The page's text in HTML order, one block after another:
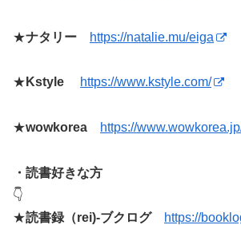
★ナタリー https://natalie.mu/eiga
★ Kstyle https://www.kstyle.com/
★wowkorea https://
・読書好きな方
👇
★読書録（rei)-ブクログ https://